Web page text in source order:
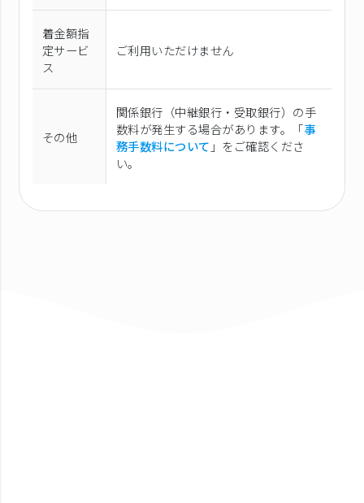
着金額指
定サービ
ス
ご利用いただけません
その他
関係銀行（中継銀行・受取銀行）の手
数料が発生する場合があります。「事
務手数料について 」をご確認くださ
い。